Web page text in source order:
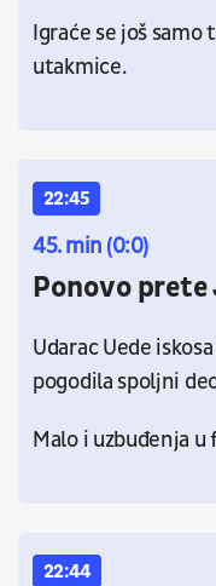
Igraće se još
utakmice.
22:45
45. min (0:0)
Ponovo prete
Udarac Uede
pogodila spoljni
Malo i uzbuđenja
22:44